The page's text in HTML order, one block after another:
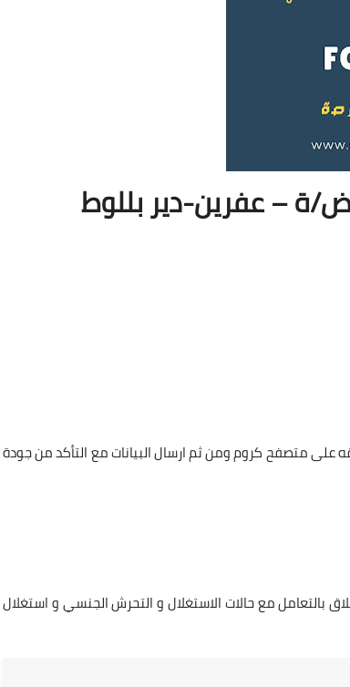
ة – عفرين-دير بللوط
على متصفح كروم ومن ثم ارسال البيانات مع التأكد من جودة
بالتعامل مع حالات الاستغلال و التحرش الجنسي و استغلال